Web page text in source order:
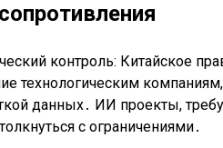
контроль: Китайское
технологическим
данных․ ИИ проекты,
с ограничениями․